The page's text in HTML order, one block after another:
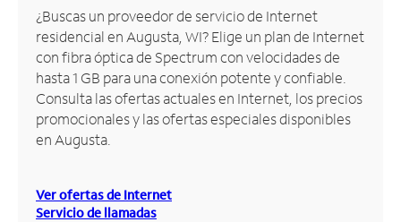
Inglés
Administrar
cuenta
Encuentra
una
tienda
¿Buscas un proveedor de servicio de Internet
residencial en Augusta, WI? Elige un plan de Internet
con fibra óptica de Spectrum con velocidades de
hasta 1 GB para una conexión potente y confiable.
Consulta las ofertas actuales en Internet, los precios
promocionales y las ofertas especiales disponibles
en Augusta.
Ver ofertas de Internet
Servicio de llamadas